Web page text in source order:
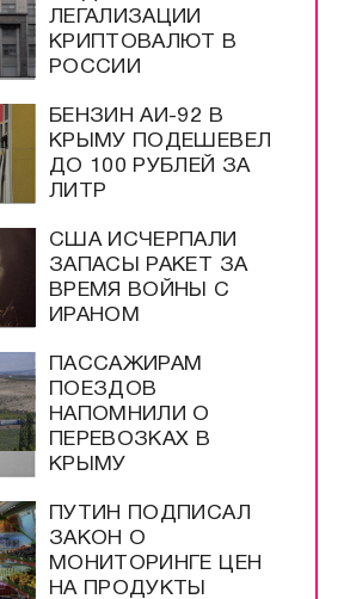
ЛЕГАЛИЗАЦИИ
КРИПТОВАЛЮТ В
РОССИИ
БЕНЗИН АИ-92 В
КРЫМУ ПОДЕШЕВЕЛ
ДО 100 РУБЛЕЙ ЗА
ЛИТР
США ИСЧЕРПАЛИ
ЗАПАСЫ РАКЕТ ЗА
ВРЕМЯ ВОЙНЫ С
ИРАНОМ
ПАССАЖИРАМ
ПОЕЗДОВ
НАПОМНИЛИ О
ПЕРЕВОЗКАХ В
КРЫМУ
ПУТИН ПОДПИСАЛ
ЗАКОН О
МОНИТОРИНГЕ ЦЕН
НА ПРОДУКТЫ